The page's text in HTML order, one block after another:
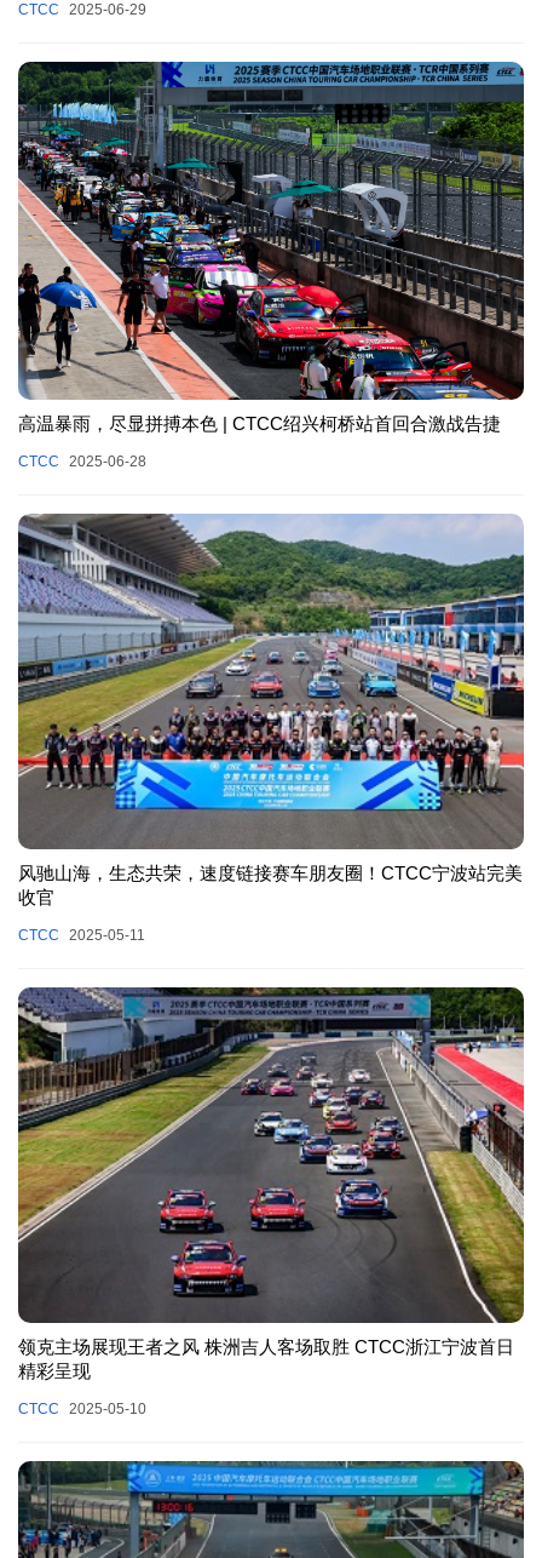
CTCC 2025-06-29
高温暴雨，尽显拼搏本色 | CTCC绍兴柯桥站首回合激战告捷
CTCC 2025-06-28
风驰山海，生态共荣，速度链接赛车朋友圈！CTCC宁波站完美
收官
CTCC 2025-05-11
领克主场展现王者之风 株洲吉人客场取胜 CTCC浙江宁波首日
精彩呈现
CTCC 2025-05-10